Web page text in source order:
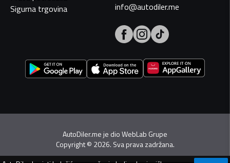
Sigurna trgovina
info@autodiler.me
AutoDiler.me je dioWebLab Grupe
Copyright© 2026. Sva prava zadržana.